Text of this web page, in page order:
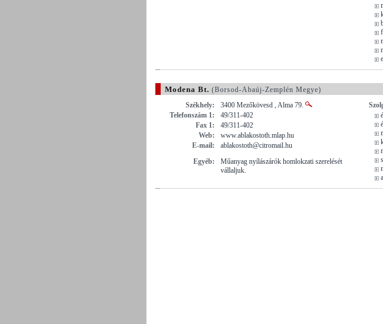
Modena Bt. (Borsod-Abaúj-Zemplén Megye)
Székhely:
3400 Mezőkövesd , Alma 79.
Telefonszám 1:
49/311-402
Fax 1:
49/311-402
Web:
www.ablakostoth.mlap.hu
E-mail:
ablakostoth@citromail.hu
Egyéb:
Műanyag nyílászárók homlokzati szerelését
vállaljuk.